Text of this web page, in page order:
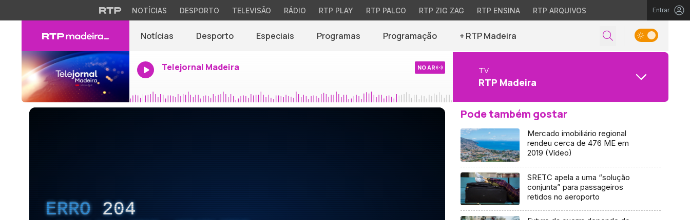
NOTÍCIAS DESPORTO TELEVISÃO RÁDIO RTP PLAY RTP PALCO RTP ZIG ZAG RTP ENSINA RTP ARQUIVOS Entrar
Notícias Desporto Especiais Programas Programação + RTP Madeira
Telejornal Madeira NO AR TV
RTP Madeira
ERRO 204
Pode também gostar
Mercado imobiliário regional
rendeu cerca de 476 ME em
2019 (Vídeo)
SRETC apela a uma “solução
conjunta” para passageiros
retidos no aeroporto